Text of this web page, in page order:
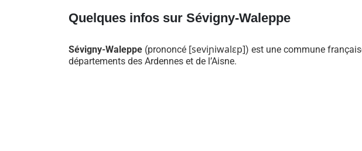
Quelques infos sur Sévigny-Waleppe
Sévigny-Waleppe (prononcé [seviɲiwalɛp]) est une commune
départements des Ardennes et de l’Aisne.